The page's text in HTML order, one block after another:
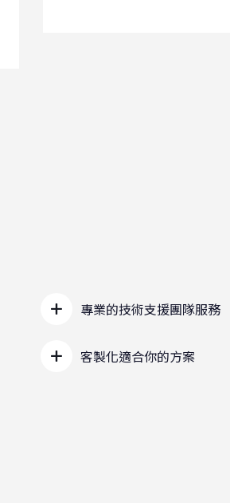
專業的技術支援團隊服務
客製化適合你的方案